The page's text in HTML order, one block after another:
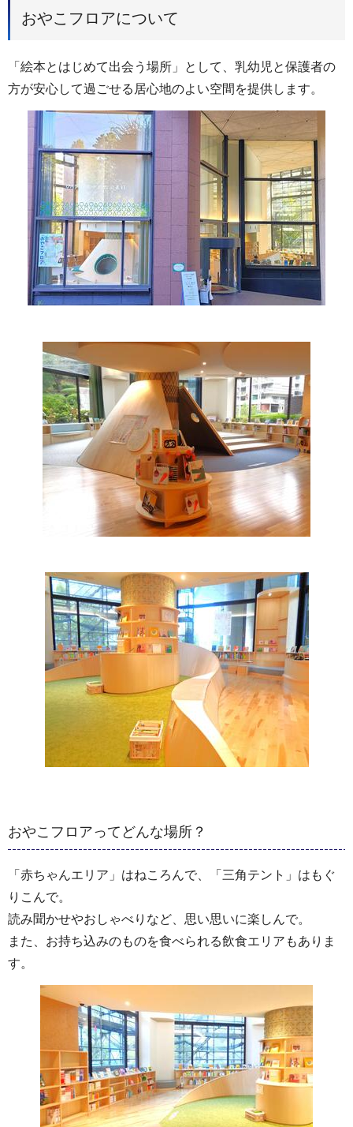
おやこフロアについて
「絵本とはじめて出会う場所」として、乳幼児と保護者の
方が安心して過ごせる居心地のよい空間を提供します。
おやこフロアってどんな場所？
「赤ちゃんエリア」はねころんで、「三角テント」はもぐ
りこんで。
読み聞かせやおしゃべりなど、思い思いに楽しんで。
また、お持ち込みのものを食べられる飲食エリアもありま
す。